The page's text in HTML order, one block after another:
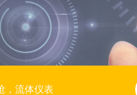
，流体仪表